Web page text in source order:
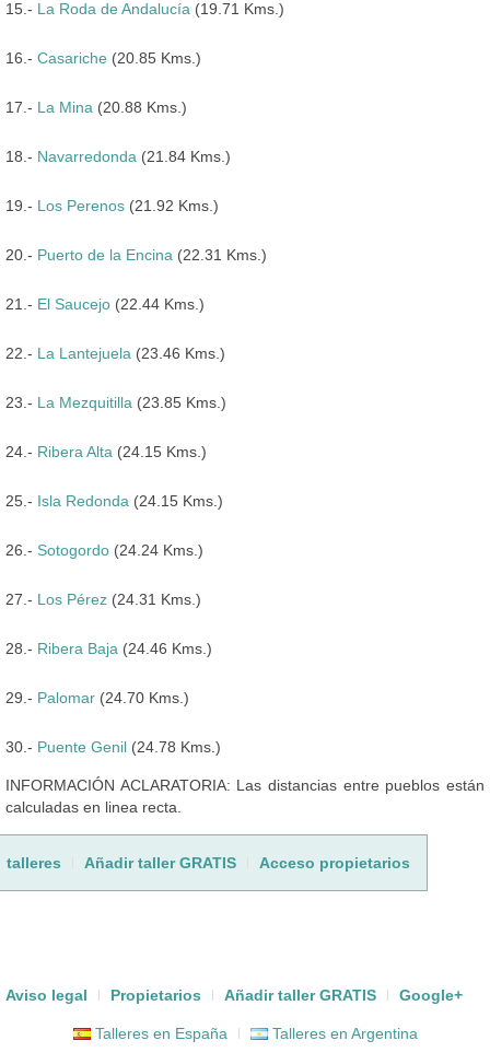
15.- La Roda de Andalucía (19.71 Kms.)
16.- Casariche (20.85 Kms.)
17.- La Mina (20.88 Kms.)
18.- Navarredonda (21.84 Kms.)
19.- Los Perenos (21.92 Kms.)
20.- Puerto de la Encina (22.31 Kms.)
21.- El Saucejo (22.44 Kms.)
22.- La Lantejuela (23.46 Kms.)
23.- La Mezquitilla (23.85 Kms.)
24.- Ribera Alta (24.15 Kms.)
25.- Isla Redonda (24.15 Kms.)
26.- Sotogordo (24.24 Kms.)
27.- Los Pérez (24.31 Kms.)
28.- Ribera Baja (24.46 Kms.)
29.- Palomar (24.70 Kms.)
30.- Puente Genil (24.78 Kms.)
INFORMACIÓN ACLARATORIA: Las distancias entre pueblos están
calculadas en linea recta.
talleres Añadir taller GRATIS Acceso propietarios
Aviso legal Propietarios Añadir taller GRATIS Google+
Talleres en España Talleres en Argentina